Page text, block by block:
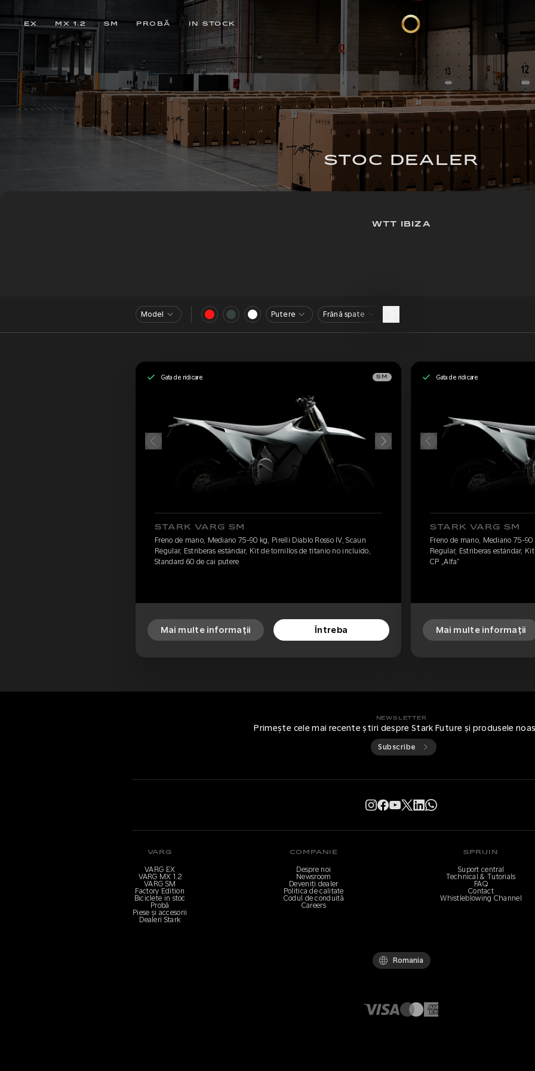
EX MX 1.2 SM PROBĂ IN STOCK
STOC DEALER
WTT IBIZA
Model Putere Frână spate
Gata de ridicare SM
STARK VARG SM
Freno de mano, Mediano 75-90 kg, Pirelli Diablo Rosso IV, Scaun
Regular, Estriberas estándar, Kit de tornillos de titanio no incluido,
Standard 60 de cai putere
Mai multe informații Întreba
Gata de ridicare
STARK VARG SM
Freno de mano, Mediano 75-
Regular, Estriberas estándar,
CP „Alfa”
Mai multe informații
NEWSLETTER
Primește cele mai recente știri despre Stark Future și produsele
Subscribe
VARG
VARG EX
VARG MX 1.2
VARG SM
Factory Edition
Biciclete in stoc
Probă
Piese și accesorii
Dealeri Stark
COMPANIE
Despre noi
Newsroom
Deveniți dealer
Politica de calitate
Codul de conduită
Careers
SPRIJIN
Suport central
Technical & Tutorials
FAQ
Contact
Whistleblowing Channel
Romania